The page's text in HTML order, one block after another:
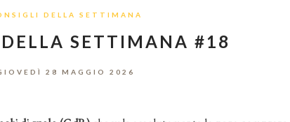
DELLA SETTIMANA
SETTIMANA #18
28 MAGGIO 2026